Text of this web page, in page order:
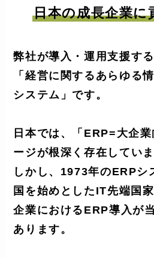
日本の成長企業に
弊社が導入・運用支援する
「経営に関するあらゆる
システム」です。
日本では、「ERP=大企
ージが根深く存在していま
しかし、1973年のERPシ
国を始めとしたIT先端国家
企業におけるERP導入が
あります。